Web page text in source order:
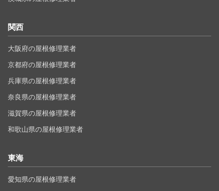
関西
大阪府の屋根修理業者
京都府の屋根修理業者
兵庫県の屋根修理業者
奈良県の屋根修理業者
滋賀県の屋根修理業者
和歌山県の屋根修理業者
東海
愛知県の屋根修理業者